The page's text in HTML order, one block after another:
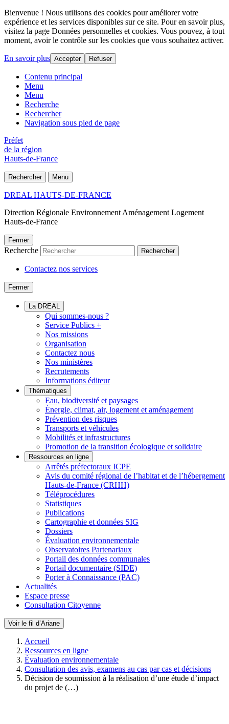
Bienvenue ! Nous utilisons des cookies pour améliorer votre
expérience et les services disponibles sur ce site. Pour en savoir plus,
visitez la page Données personnelles et cookies. Vous pouvez, à tout
moment, avoir le contrôle sur les cookies que vous souhaitez activer.
En savoir plus Accepter Refuser
Contenu principal
Menu
Menu
Recherche
Rechercher
Navigation sous pied de page
Préfet
de la région
Hauts-de-France
Rechercher Menu
DREAL HAUTS-DE-FRANCE
Direction Régionale Environnement Aménagement Logement
Hauts-de-France
Fermer
Recherche Rechercher
Contactez nos services
Fermer
La DREAL
Qui sommes-nous ?
Service Publics +
Nos missions
Organisation
Contactez nous
Nos ministères
Recrutements
Informations éditeur
Thématiques
Eau, biodiversité et paysages
Énergie, climat, air, logement et aménagement
Prévention des risques
Transports et véhicules
Mobilités et infrastructures
Promotion de la transition écologique et solidaire
Ressources en ligne
Arrêtés préfectoraux ICPE
Avis du comité régional de l’habitat et de l’hébergement
Hauts-de-France (CRHH)
Téléprocédures
Statistiques
Publications
Cartographie et données SIG
Dossiers
Évaluation environnementale
Observatoires Partenariaux
Portail des données communales
Portail documentaire (SIDE)
Porter à Connaissance (PAC)
Actualités
Espace presse
Consultation Citoyenne
Voir le fil d’Ariane
Accueil
Ressources en ligne
Évaluation environnementale
Consultation des avis, examens au cas par cas et décisions
Décision de soumission à la réalisation d’une étude d’impact
du projet de (…)